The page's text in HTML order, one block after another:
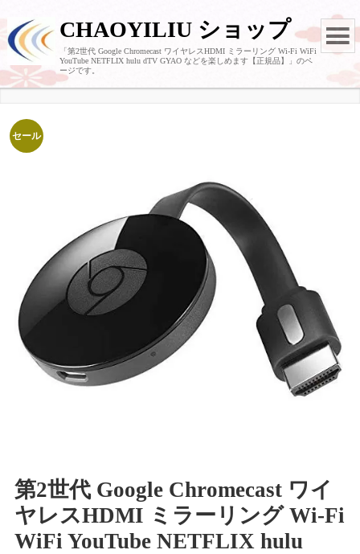
CHAOYILIU ショップ
「第2世代 Google Chromecast ワイヤレスHDMI ミラーリング Wi-Fi WiFi
YouTube NETFLIX hulu dTV GYAO などを楽しめます【正規品】」のペ
ージです。
セール
第2世代 Google Chromecast ワイ
ヤレスHDMI ミラーリング Wi-Fi
WiFi YouTube NETFLIX hulu